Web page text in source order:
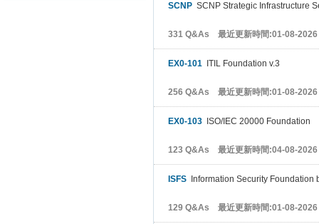
SCNP SCNP Strategic Infrastructure
331 Q&As 最近更新時間:01-08-2026
EX0-101 ITIL Foundation v.3
256 Q&As 最近更新時間:01-08-2026
EX0-103 ISO/IEC 20000 Foundation
123 Q&As 最近更新時間:04-08-2026
ISFS Information Security Foundation
129 Q&As 最近更新時間:01-08-2026